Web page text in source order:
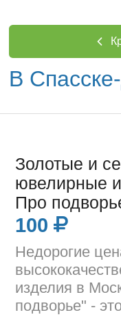
В
Золотые и
ювелирные
Про
100
Недорогие
изделия в
подворье" -